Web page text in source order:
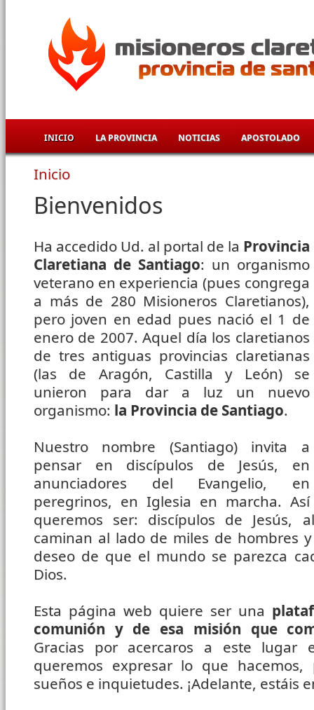
INICIO LA PROVINCIA NOTICIAS APOSTOLADO
Se encuentra usted aquí
Inicio
Bienvenidos
Ha accedido Ud. al portal de la Provincia
Claretiana de Santiago: un organismo
veterano en experiencia (pues congrega
a más de 280 Misioneros Claretianos),
pero joven en edad pues nació el 1 de
enero de 2007. Aquel día los claretianos
de tres antiguas provincias claretianas
(las de Aragón, Castilla y León) se
unieron para dar a luz un nuevo
organismo: la Provincia de Santiago.
Nuestro nombre (Santiago) invita a
pensar en discípulos de Jesús, en
anunciadores del Evangelio, en
peregrinos, en Iglesia en marcha. Así
queremos ser: discípulos de Jesús,
caminan al lado de miles de hombres
deseo de que el mundo se parezca
Dios.
Esta página web quiere ser una
comunión y de esa misión que
Gracias por acercaros a este
queremos expresar lo que
sueños e inquietudes. ¡Adelante, estáis